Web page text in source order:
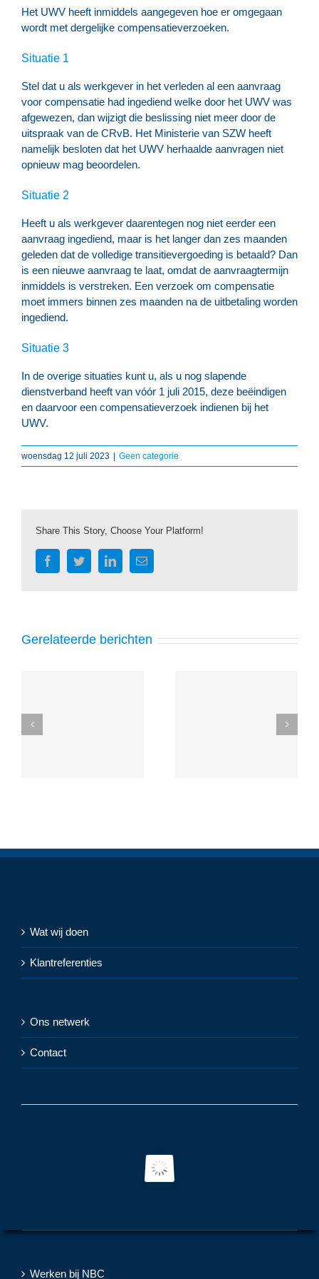
Het UWV heeft inmiddels aangegeven hoe er omgegaan
wordt met dergelijke compensatieverzoeken.
Situatie 1
Stel dat u als werkgever in het verleden al een aanvraag
voor compensatie had ingediend welke door het UWV was
afgewezen, dan wijzigt die beslissing niet meer door de
uitspraak van de CRvB. Het Ministerie van SZW heeft
namelijk besloten dat het UWV herhaalde aanvragen niet
opnieuw mag beoordelen.
Situatie 2
Heeft u als werkgever daarentegen nog niet eerder een
aanvraag ingediend, maar is het langer dan zes maanden
geleden dat de volledige transitievergoeding is betaald? Dan
is een nieuwe aanvraag te laat, omdat de aanvraagtermijn
inmiddels is verstreken. Een verzoek om compensatie
moet immers binnen zes maanden na de uitbetaling worden
ingediend.
Situatie 3
In de overige situaties kunt u, als u nog slapende
dienstverband heeft van vóór 1 juli 2015, deze beëindigen
en daarvoor een compensatieverzoek indienen bij het
UWV.
woensdag 12 juli 2023 Geen categorie
Share This Story, Choose Your Platform!
FacebookTwitterLinkedIn
E-
mail
Gerelateerde berichten
Wat wij doen
Klantreferenties
Ons netwerk
Contact
Werken bij NBC